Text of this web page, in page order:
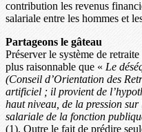
contribution les revenus
salariale entre les hommes et
Partageons le gâteau
Préserver le système de
plus raisonnable que « Le
(Conseil d’Orientation des
artificiel ; il provient de
haut niveau, de la pression sur
salariale de la fonction
(1). Outre le fait de prédire